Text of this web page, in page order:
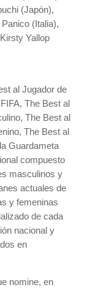
(Japón),
(Italia),
Yallop
al Jugador de
The Best al
The Best al
The Best al
Guardameta
compuesto
masculinos y
actuales de
y femeninas
de cada
nacional y
en
nomine, en